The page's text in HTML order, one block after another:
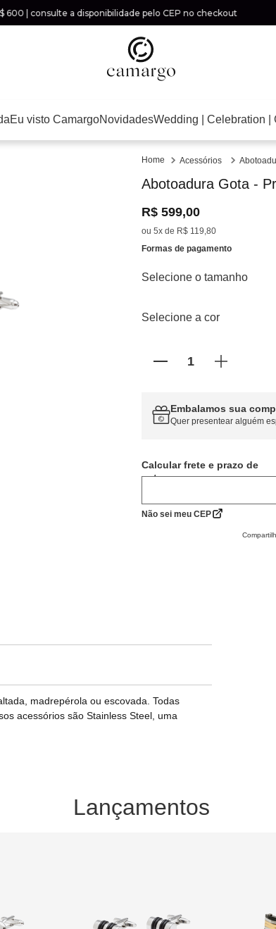
| consulte a disponibilidade pelo CEP no checkout
Eu visto CamargoNovidadesWedding | Celebration |
Acessórios
Abotoadura Gota -
R$ 599,00
ou 5x de R$ 119,80
Formas de pagamento
Selecione a cor
Embalamos sua
Quer presentear alguém
Calcular frete
Não sei meu CEP
madrepérola ou escovada. Todas
acessórios são Stainless Steel, uma
Lançamentos